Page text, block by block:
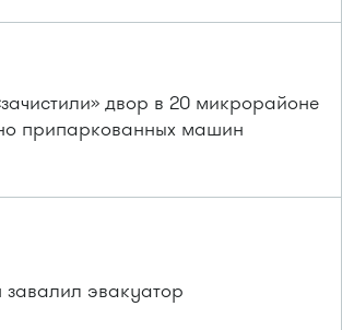
двор в 20 микрорайоне
припаркованных машин
эвакуатор